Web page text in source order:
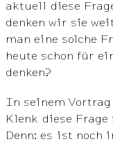
aktuell diese
denken wir sie
man eine solche
heute schon für
denken?
In seinem
Klenk diese
Denn: es ist noch